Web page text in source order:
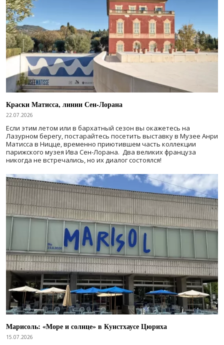
Краски Матисса, линии Сен-Лорана
22.07.2026
Если этим летом или в бархатный сезон вы окажетесь на
Лазурном берегу, постарайтесь посетить выставку в Музее Анри
Матисса в Ницце, временно приютившем часть коллекции
парижского музея Ива Сен-Лорана. Два великих француза
никогда не встречались, но их диалог состоялся!
Марисоль: «Море и солнце» в Кунстхаусе Цюриха
15.07.2026